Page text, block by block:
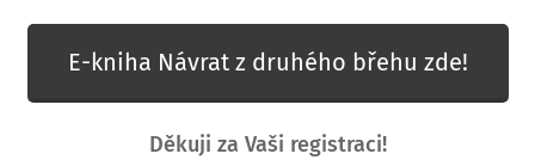
E-kniha Návrat z druhého břehu zde!
Děkuji za Vaši registraci!